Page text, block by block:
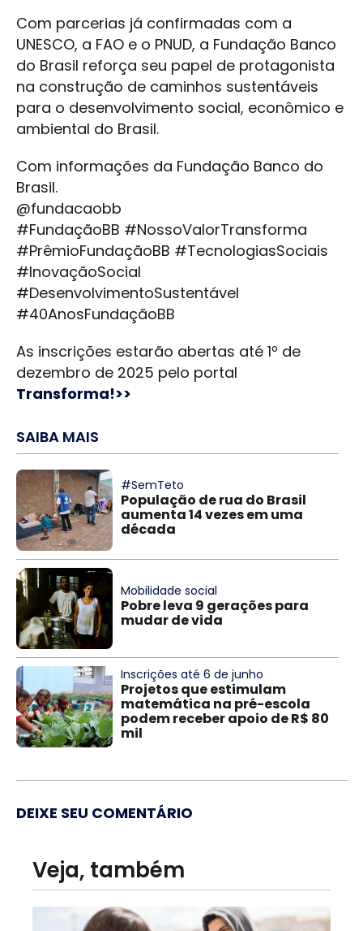
Com parcerias já confirmadas com a
UNESCO, a FAO e o PNUD, a Fundação Banco
do Brasil reforça seu papel de protagonista
na construção de caminhos sustentáveis
para o desenvolvimento social, econômico e
ambiental do Brasil.
Com informações da Fundação Banco do
Brasil.
@fundacaobb
#FundaçãoBB #NossoValorTransforma
#PrêmioFundaçãoBB #TecnologiasSociais
#InovaçãoSocial
#DesenvolvimentoSustentável
#40AnosFundaçãoBB
As inscrições estarão abertas até 1º de
dezembro de 2025 pelo portal
Transforma!>>
SAIBA MAIS
#SemTeto
População de rua do Brasil
aumenta 14 vezes em uma
década
Mobilidade social
Pobre leva 9 gerações para
mudar de vida
Inscrições até 6 de junho
Projetos que estimulam
matemática na pré-escola
podem receber apoio de R$ 80
mil
DEIXE SEU COMENTÁRIO
Veja, também